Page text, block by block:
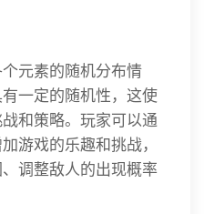
元素的随机分布情
一定的随机性，这使
和策略。玩家可以通
游戏的乐趣和挑战，
调整敌人的出现概率